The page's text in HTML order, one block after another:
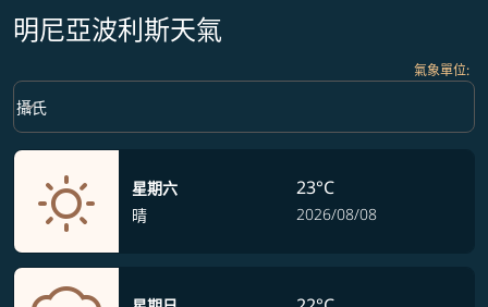
明尼亞波利斯天氣
氣象單位:
Weather unit option 攝氏 Selected
攝氏
keyboard_arrow_down
星期六
晴
23°C
2026/08/08